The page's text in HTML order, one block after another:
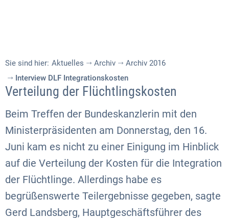
Sie sind hier: Aktuelles Archiv
Archiv 2016
Interview DLF Integrationskosten
Verteilung der Flüchtlingskosten
Beim Treffen der Bundeskanzlerin mit den
Ministerpräsidenten am Donnerstag, den 16.
Juni kam es nicht zu einer Einigung im Hinblick
auf die Verteilung der Kosten für die Integration
der Flüchtlinge. Allerdings habe es
begrüßenswerte Teilergebnisse gegeben, sagte
Gerd Landsberg, Hauptgeschäftsführer des